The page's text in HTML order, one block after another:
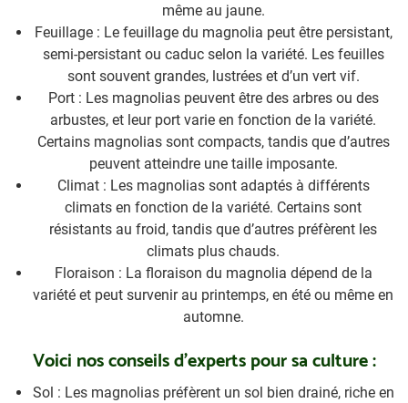
même au jaune.
Feuillage : Le feuillage du magnolia peut être persistant,
semi-persistant ou caduc selon la variété. Les feuilles
sont souvent grandes, lustrées et d’un vert vif.
Port : Les magnolias peuvent être des arbres ou des
arbustes, et leur port varie en fonction de la variété.
Certains magnolias sont compacts, tandis que d’autres
peuvent atteindre une taille imposante.
Climat : Les magnolias sont adaptés à différents
climats en fonction de la variété. Certains sont
résistants au froid, tandis que d’autres préfèrent les
climats plus chauds.
Floraison : La floraison du magnolia dépend de la
variété et peut survenir au printemps, en été ou même en
automne.
Voici nos conseils d’experts pour sa culture :
Sol : Les magnolias préfèrent un sol bien drainé, riche en